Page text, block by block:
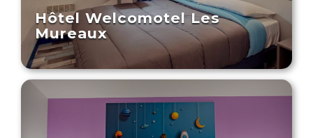
Hôtel Welcomotel Les
Mureaux